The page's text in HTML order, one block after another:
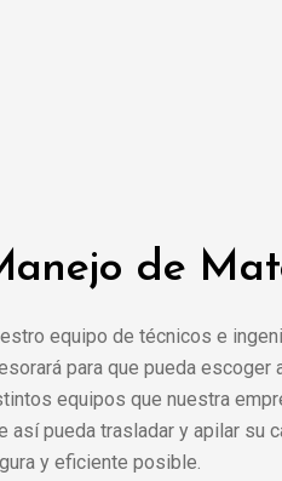
de
equipo de técnicos e
para que pueda escoger
equipos que nuestra
así pueda trasladar y apilar su
y eficiente posible.